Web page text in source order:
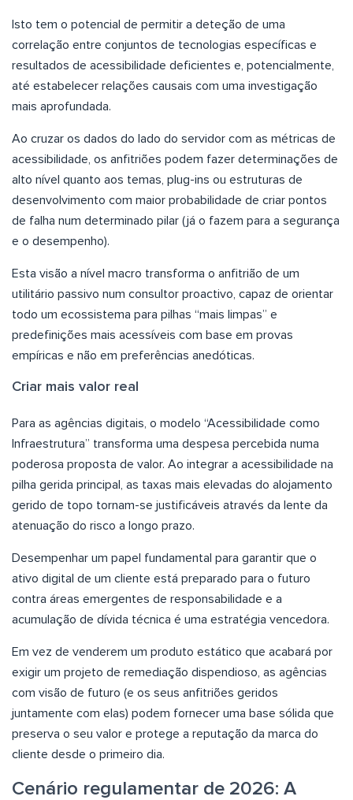
Isto tem o potencial de permitir a deteção de uma
correlação entre conjuntos de tecnologias específicas e
resultados de acessibilidade deficientes e, potencialmente,
até estabelecer relações causais com uma investigação
mais aprofundada.
Ao cruzar os dados do lado do servidor com as métricas de
acessibilidade, os anfitriões podem fazer determinações de
alto nível quanto aos temas, plug-ins ou estruturas de
desenvolvimento com maior probabilidade de criar pontos
de falha num determinado pilar (já o fazem para a segurança
e o desempenho).
Esta visão a nível macro transforma o anfitrião de um
utilitário passivo num consultor proactivo, capaz de orientar
todo um ecossistema para pilhas “mais limpas” e
predefinições mais acessíveis com base em provas
empíricas e não em preferências anedóticas.
Criar mais valor real
Para as agências digitais, o modelo “Acessibilidade como
Infraestrutura” transforma uma despesa percebida numa
poderosa proposta de valor. Ao integrar a acessibilidade na
pilha gerida principal, as taxas mais elevadas do alojamento
gerido de topo tornam-se justificáveis através da lente da
atenuação do risco a longo prazo.
Desempenhar um papel fundamental para garantir que o
ativo digital de um cliente está preparado para o futuro
contra áreas emergentes de responsabilidade e a
acumulação de dívida técnica é uma estratégia vencedora.
Em vez de venderem um produto estático que acabará por
exigir um projeto de remediação dispendioso, as agências
com visão de futuro (e os seus anfitriões geridos
juntamente com elas) podem fornecer uma base sólida que
preserva o seu valor e protege a reputação da marca do
cliente desde o primeiro dia.
Cenário regulamentar de 2026: A